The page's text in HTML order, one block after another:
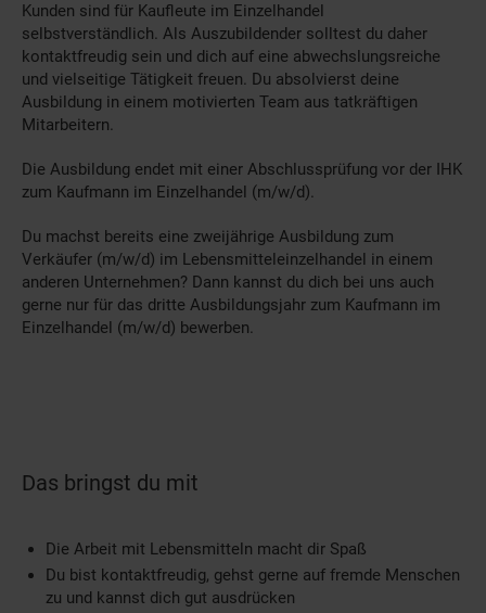
Kunden sind für Kaufleute im Einzelhandel
selbstverständlich. Als Auszubildender solltest du daher
kontaktfreudig sein und dich auf eine abwechslungsreiche
und vielseitige Tätigkeit freuen. Du absolvierst deine
Ausbildung in einem motivierten Team aus tatkräftigen
Mitarbeitern.
Die Ausbildung endet mit einer Abschlussprüfung vor der IHK
zum Kaufmann im Einzelhandel (m/w/d).
Du machst bereits eine zweijährige Ausbildung zum
Verkäufer (m/w/d) im Lebensmitteleinzelhandel in einem
anderen Unternehmen? Dann kannst du dich bei uns auch
gerne nur für das dritte Ausbildungsjahr zum Kaufmann im
Einzelhandel (m/w/d) bewerben.
Das bringst du mit
Die Arbeit mit Lebensmitteln macht dir Spaß
Du bist kontaktfreudig, gehst gerne auf fremde Menschen
zu und kannst dich gut ausdrücken